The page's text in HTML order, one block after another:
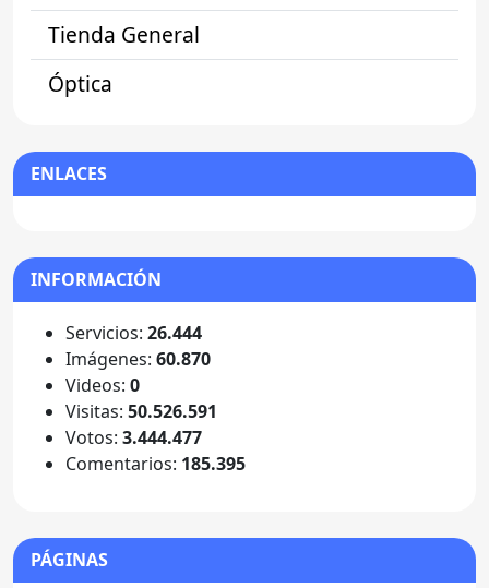
Tienda General
Óptica
ENLACES
INFORMACIÓN
Servicios: 26.444
Imágenes: 60.870
Videos: 0
Visitas: 50.526.591
Votos: 3.444.477
Comentarios: 185.395
PÁGINAS